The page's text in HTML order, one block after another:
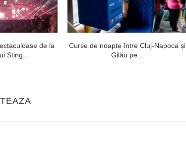
de la
Sting...
Curse de noapte între Cluj-Napoca și
Gilău pe...